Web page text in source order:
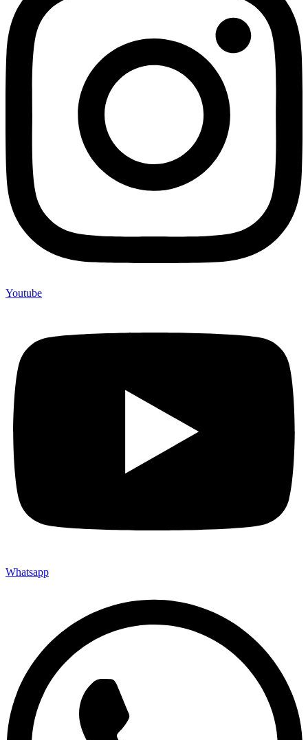
Youtube
Whatsapp